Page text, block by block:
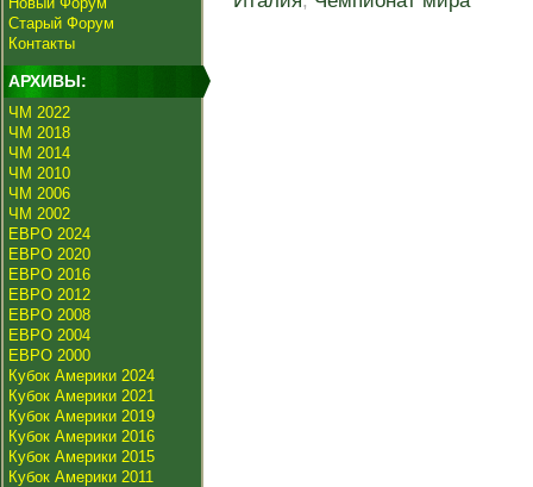
Старый Форум
Контакты
АРХИВЫ:
ЧМ 2022
ЧМ 2018
ЧМ 2014
ЧМ 2010
ЧМ 2006
ЧМ 2002
ЕВРО 2024
ЕВРО 2020
ЕВРО 2016
ЕВРО 2012
ЕВРО 2008
ЕВРО 2004
ЕВРО 2000
Кубок Америки 2024
Кубок Америки 2021
Кубок Америки 2019
Кубок Америки 2016
Кубок Америки 2015
Кубок Америки 2011